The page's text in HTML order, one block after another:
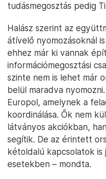
tudásmegosztás pedig
Halász szerint az
átívelő nyomozásoknál
ehhez már ki vannak
információmegosztási
szinte nem is lehet már
belül maradva
Europol, amelynek a
koordinálása. Ők nem
látványos akciókban,
segítik. De az érintett
kétoldalú kapcsolatok is
esetekben – mondta.